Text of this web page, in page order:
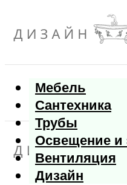
Мебель
Сантехника
Трубы
Освещение и
Вентиляция
Дизайн